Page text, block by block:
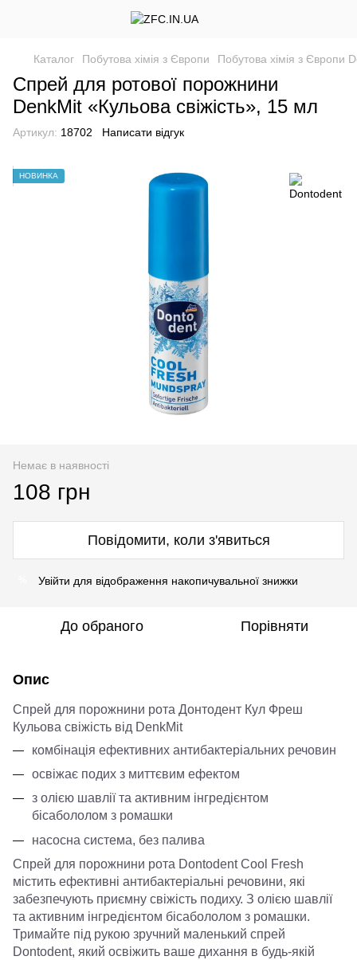
Каталог Побутова хімія з Європи Побутова хімія з Європи
Спрей для ротової порожнини
DenkMit «Кульова свіжість», 15 мл
Артикул: 18702 Написати відгук
НОВИНКА
Немає в наявності
108 грн
Повідомити, коли з'явиться
Увійти для відображення накопичувальної знижки
До обраного Порівняти
Опис
Спрей для порожнини ротa Донтодент Кул Фреш
Кульова свіжість від DenkMit
комбінація ефективних антибактеріальних речовин
освіжає подих з миттєвим ефектом
з олією шавлії та активним інгредієнтом
бісабололом з ромашки
насосна система, без палива
Спрей для порожнини рота Dontodent Cool Fresh
містить ефективні антибактеріальні речовини, які
забезпечують приємну свіжість подиху. З олією шавлії
та активним інгредієнтом бісабололом з ромашки.
Тримайте під рукою зручний маленький спрей
Dontodent, який освіжить ваше дихання в будь-якій